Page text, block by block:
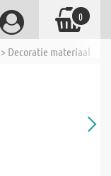
> Decoratie materiaal
0